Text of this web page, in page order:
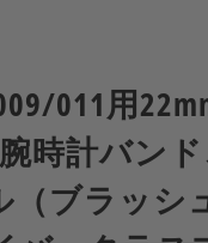
011用
時計バン
（ブラッシ